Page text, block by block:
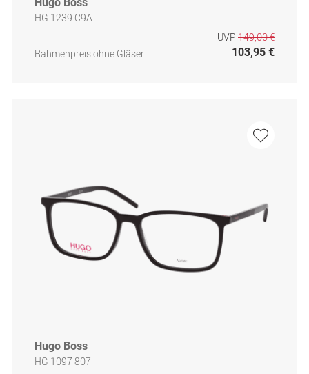
HG 1239 C9A
Rahmenpreis ohne Gläser
UVP 149,00 €
103,95 €
Hugo Boss
HG 1097 807